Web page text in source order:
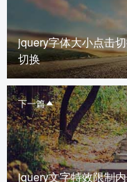
jquery字体大小点击
切换
下一篇
jquery文字特效限制